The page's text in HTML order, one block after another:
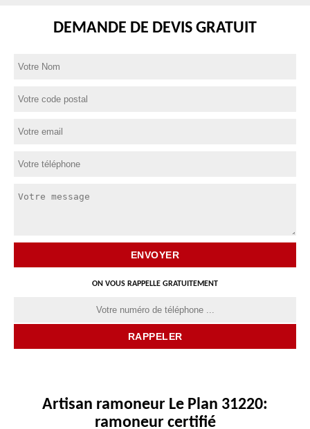
DEMANDE DE DEVIS GRATUIT
ON VOUS RAPPELLE GRATUITEMENT
Artisan ramoneur Le Plan 31220:
ramoneur certifié